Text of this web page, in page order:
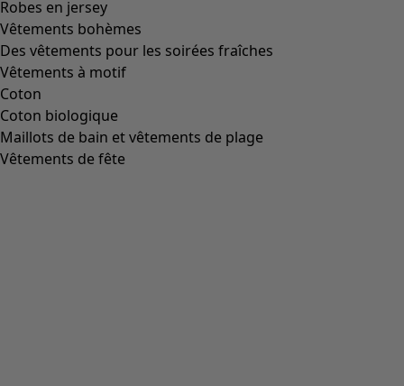
Robes en jersey
Vêtements bohèmes
Des vêtements pour les soirées fraîches
Vêtements à motif
Coton
Coton biologique
Maillots de bain et vêtements de plage
Vêtements de fête